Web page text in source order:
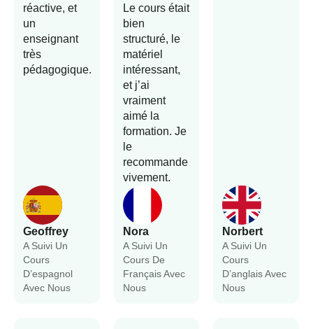
Geoffrey
A Suivi Un
Cours
D’espagnol
Avec Nous
réactive, et
un
enseignant
très
pédagogique.
Nora
A Suivi Un
Cours De
Français Avec
Nous
Le cours était
bien
structuré, le
matériel
intéressant,
et j’ai
vraiment
aimé la
formation. Je
le
recommande
vivement.
Norbert
A Suivi Un
Cours
D’anglais Avec
Nous